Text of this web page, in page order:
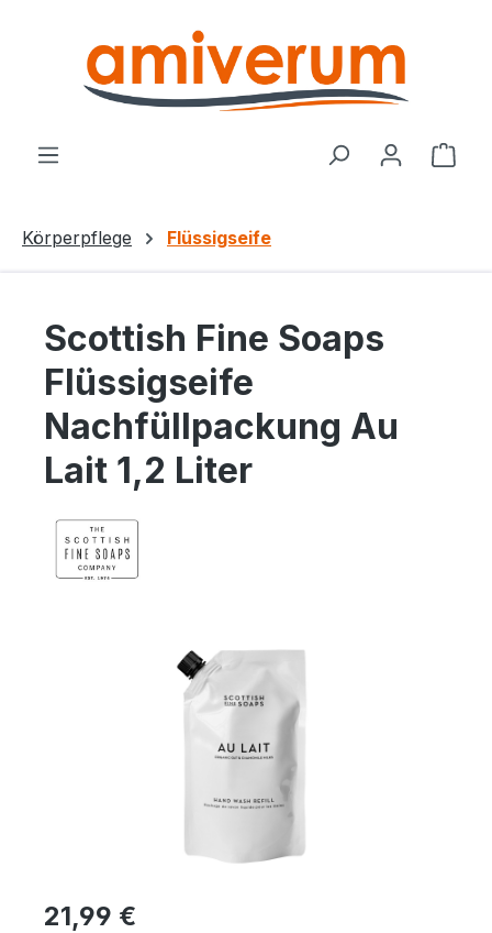
Zum Hauptinhalt springen
Körperpflege Flüssigseife
Scottish Fine Soaps
Flüssigseife
Nachfüllpackung Au
Lait 1,2 Liter
Regulärer Preis:
21,99 €